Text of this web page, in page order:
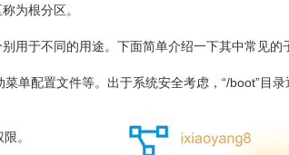
为根分区。
用于不同的用途。下面简单介绍一下其中常见的
单配置文件等。出于系统安全考虑，“/boot”目
。